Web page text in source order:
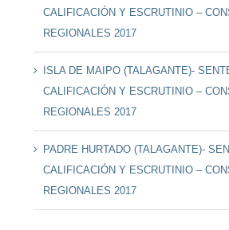
CALIFICACIÓN Y ESCRUTINIO –
REGIONALES 2017
ISLA DE MAIPO (TALAGANTE)-
CALIFICACIÓN Y ESCRUTINIO –
REGIONALES 2017
PADRE HURTADO (TALAGANTE)-
CALIFICACIÓN Y ESCRUTINIO –
REGIONALES 2017